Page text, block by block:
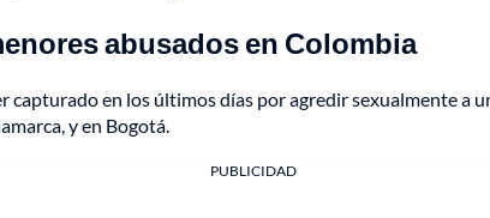
abusados en Colombia
capturado en los últimos días por agredir sexualmente a
y en Bogotá.
PUBLICIDAD